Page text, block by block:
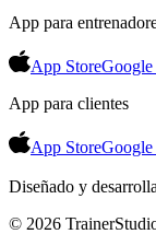
App para
App StoreGoogle
App para clientes
App StoreGoogle
Diseñado y
© 2026